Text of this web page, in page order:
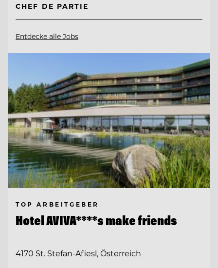
CHEF DE PARTIE
Entdecke alle Jobs
TOP ARBEITGEBER
Hotel AVIVA****s make friends
4170 St. Stefan-Afiesl, Österreich